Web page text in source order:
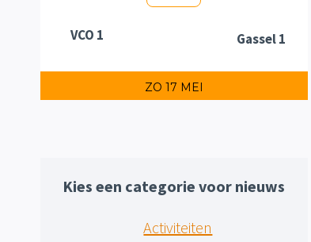
VCO 1 Gassel 1
ZO 17 MEI
Kies een categorie voor nieuws
Activiteiten